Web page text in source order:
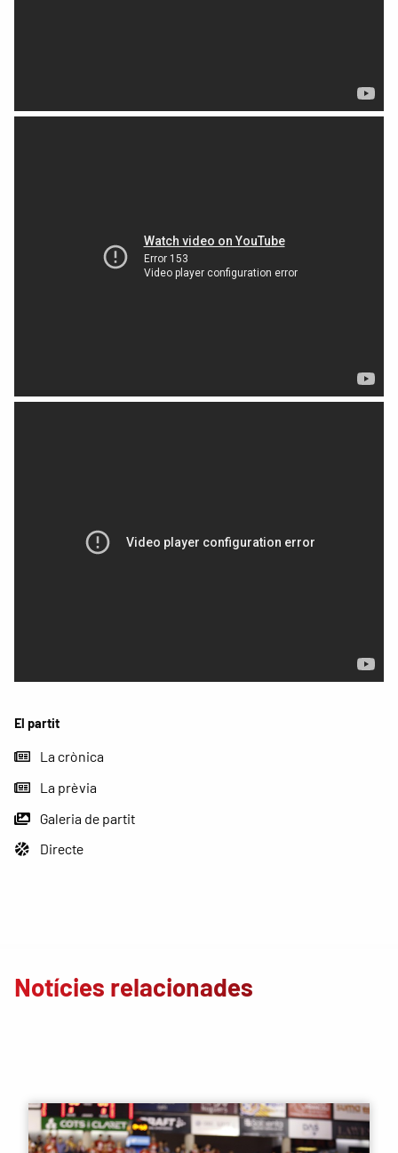
El partit
La crònica
La prèvia
Galeria de partit
Directe
Notícies relacionades